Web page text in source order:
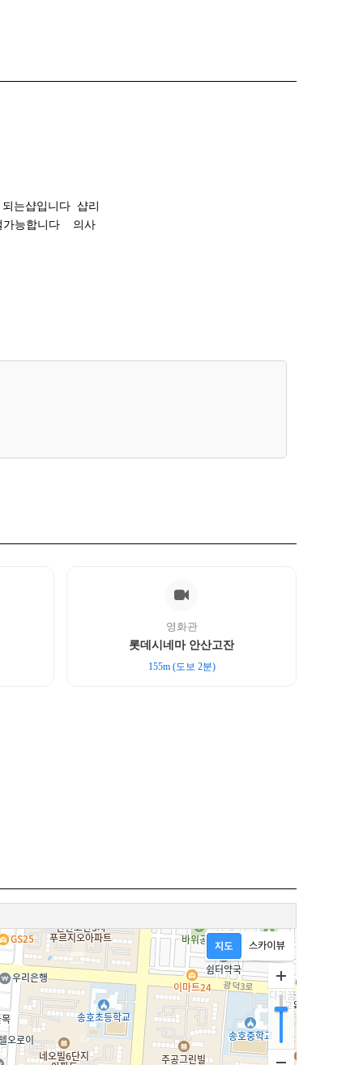
는샵입니다 샵리
가능합니다 의사
영화관
롯데시네마 안산고잔
155m (도보 2분)